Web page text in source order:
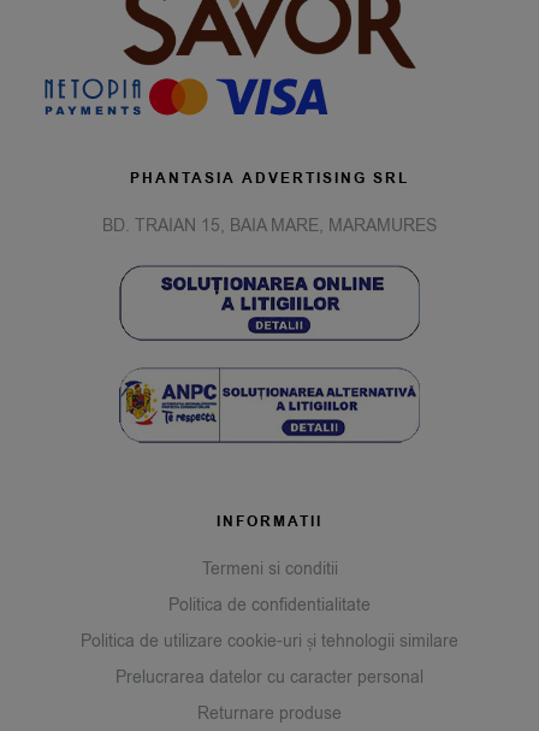
PHANTASIA ADVERTISING SRL
BD. TRAIAN 15, BAIA MARE, MARAMURES
INFORMATII
Termeni si conditii
Politica de confidentialitate
Politica de utilizare cookie-uri și tehnologii similare
Prelucrarea datelor cu caracter personal
Returnare produse